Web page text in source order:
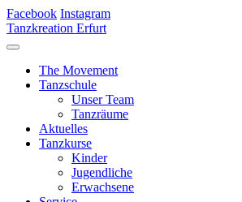
Facebook Instagram
Tanzkreation Erfurt
The Movement
Tanzschule
Unser Team
Tanzräume
Aktuelles
Tanzkurse
Kinder
Jugendliche
Erwachsene